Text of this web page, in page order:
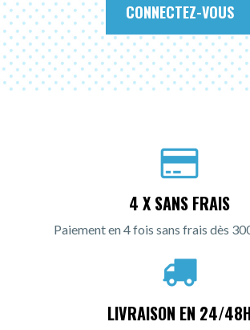
CONNECTEZ-VOUS
4 X SANS FRAIS
Paiement en 4 fois sans frais dès
LIVRAISON EN 24/